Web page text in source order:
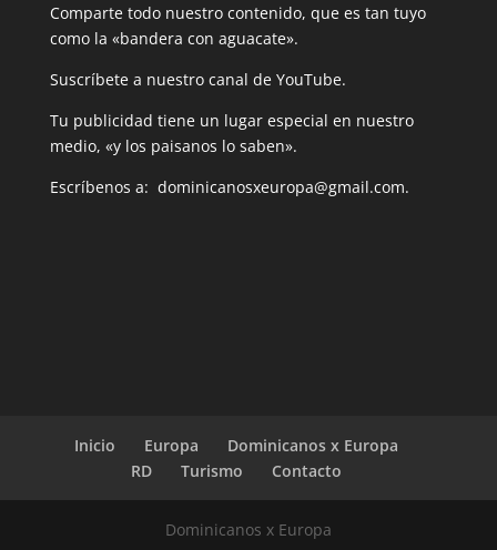
Comparte todo nuestro contenido, que es tan tuyo
como la «bandera con aguacate».
Suscríbete a nuestro canal de YouTube.
Tu publicidad tiene un lugar especial en nuestro
medio, «y los paisanos lo saben».
Escríbenos a: dominicanosxeuropa@gmail.com.
Inicio Europa
Dominicanos x Europa
RD
Turismo Contacto
Dominicanos x Europa